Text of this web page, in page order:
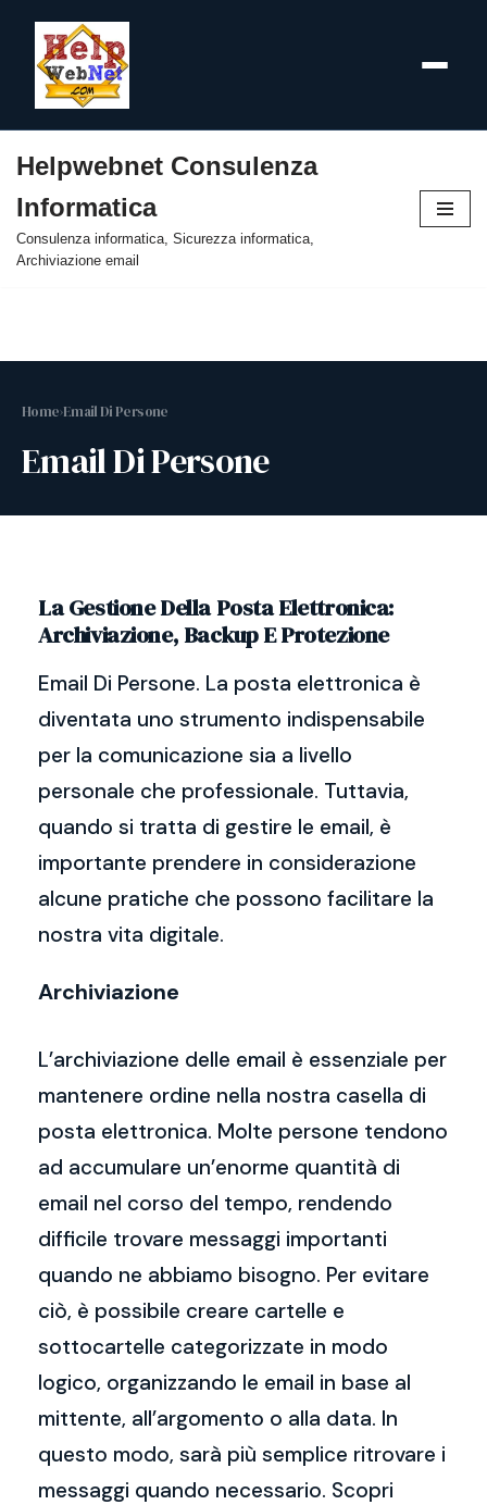
al
contenuto
Helpwebnet Consulenza
Informatica
Consulenza informatica, Sicurezza informatica,
Archiviazione email
Home›Email Di Persone
Email Di Persone
La Gestione Della Posta Elettronica:
Archiviazione, Backup E Protezione
Email Di Persone. La posta elettronica è
diventata uno strumento indispensabile
per la comunicazione sia a livello
personale che professionale. Tuttavia,
quando si tratta di gestire le email, è
importante prendere in considerazione
alcune pratiche che possono facilitare la
nostra vita digitale.
Archiviazione
L’archiviazione delle email è essenziale per
mantenere ordine nella nostra casella di
posta elettronica. Molte persone tendono
ad accumulare un’enorme quantità di
email nel corso del tempo, rendendo
difficile trovare messaggi importanti
quando ne abbiamo bisogno. Per evitare
ciò, è possibile creare cartelle e
sottocartelle categorizzate in modo
logico, organizzando le email in base al
mittente, all’argomento o alla data. In
questo modo, sarà più semplice ritrovare i
messaggi quando necessario. Scopri